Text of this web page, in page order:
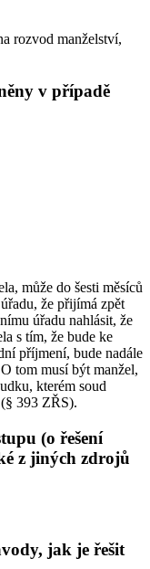
rozvod manželství,
v případě
může do šesti měsíců
že přijímá zpět
úřadu nahlásit, že
s tím, že bude ke
příjmení, bude nadále
tom musí být manžel,
kterém soud
393 ZŘS).
(o řešení
z jiných zdrojů
jak je řešit